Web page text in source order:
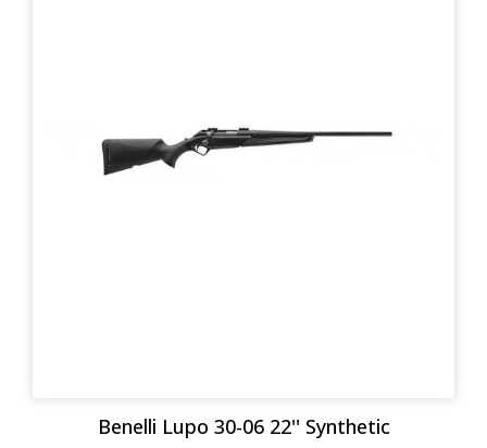
Benelli Lupo 30-06 22'' Synthetic